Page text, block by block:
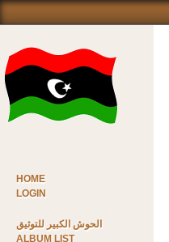
HOME
LOGIN
الحوش الكبير للتوثيق
ALBUM LIST